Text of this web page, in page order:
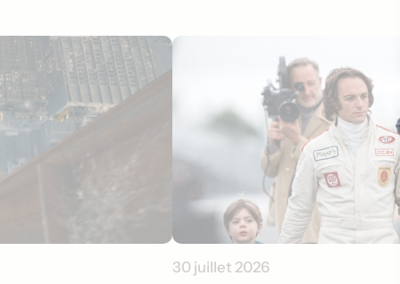
30 juillet 2026